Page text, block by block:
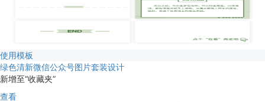
使用模板
绿色清新微信公众号图片套装设计
新增至“收藏夹”
查看